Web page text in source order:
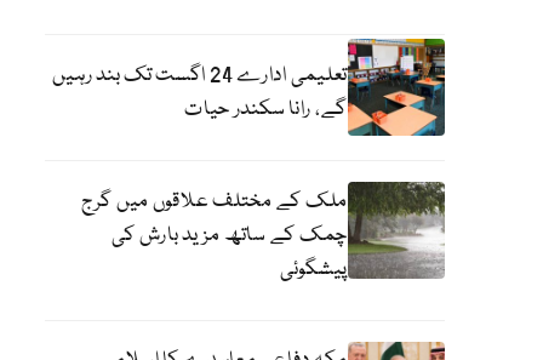
تعلیمی ادارے 24 اگست تک بند رہیں
گے، رانا سکندر حیات
ملک کے مختلف علاقوں میں گرج
چمک کے ساتھ مزید بارش کی
پیشگوئی